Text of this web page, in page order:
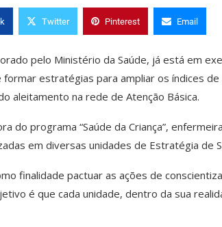
Twitter Pinterest Email
pelo Ministério da Saúde, já está em
formar estratégias para ampliar os índices
aleitamento na rede de Atenção Básica.
do programa “Saúde da Criança”,
em diversas unidades de Estratégia de
finalidade pactuar as ações de
é que cada unidade, dentro da sua